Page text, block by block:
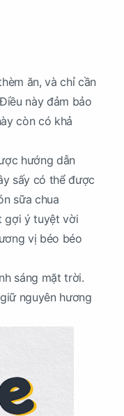
ăn, và chỉ cần
này đảm bảo
còn có khả
hướng dẫn
sấy có thể được
sữa chua
gợi ý tuyệt vời
vị béo béo
sáng mặt trời.
nguyên hương